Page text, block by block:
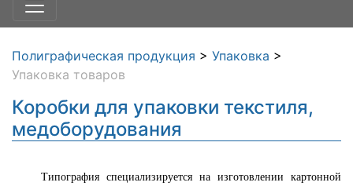
Полиграфическая продукция > Упаковка >
Упаковка товаров
Коробки для упаковки текстиля,
медоборудования
Типография специализируется на изготовлении картонной